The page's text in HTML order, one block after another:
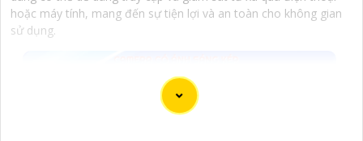
hoặc máy tính, mang đến sự tiện lợi và an toàn cho không gian
sử dụng.